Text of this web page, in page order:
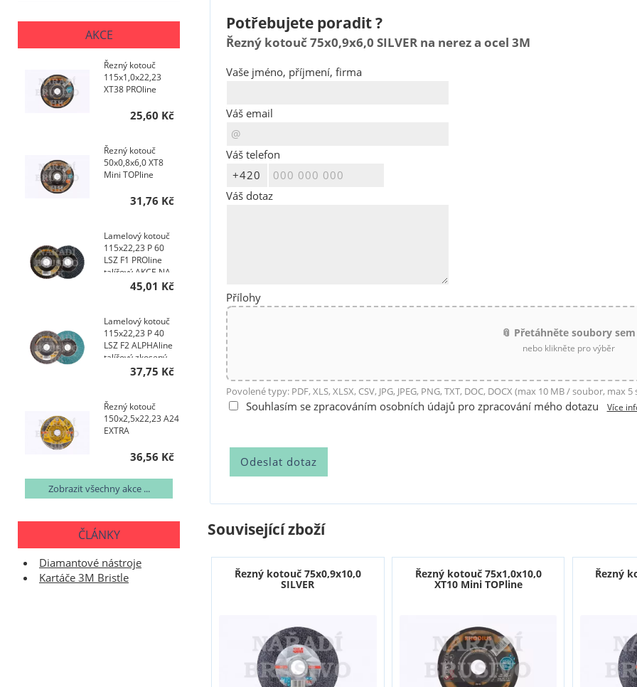
Potřebujete poradit ?
Řezný kotouč 75x0,9x6,0 SILVER na nerez a ocel 3M
Vaše jméno, příjmení, firma
Váš email
Váš telefon
Váš dotaz
Přílohy
📎 Přetáhněte soubory sem
nebo klikněte pro výběr
Povolené typy: PDF, XLS, XLSX, CSV, JPG, JPEG, PNG, TXT, DOC, DOCX (max 10 MB / soubor, max
Souhlasím se zpracováním osobních údajů pro zpracování mého dotazu Více
Související zboží
Řezný kotouč 75x0,9x10,0
SILVER
Řezný kotouč 75x1,0x10,0
XT10 Mini TOPline
Řezný
AKCE
Řezný kotouč
115x1,0x22,23
XT38 PROline
25,60 Kč
Řezný kotouč
50x0,8x6,0 XT8
Mini TOPline
31,76 Kč
Lamelový kotouč
115x22,23 P 60
LSZ F1 PROline
talířový AKCE NA
200 KS45,01 Kč
Lamelový kotouč
115x22,23 P 40
LSZ F2 ALPHAline
talířový zkosený
AKCE NA 400 KS
37,75 Kč
Řezný kotouč
150x2,5x22,23 A24
EXTRA
36,56 Kč
Zobrazit všechny akce ...
ČLÁNKY
Diamantové nástroje
Kartáče 3M Bristle